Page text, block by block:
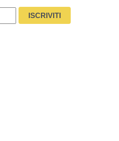
ISCRIVITI